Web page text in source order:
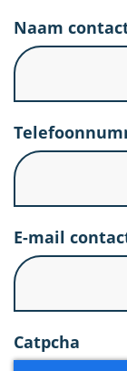
Naam
E-mail
Catpcha